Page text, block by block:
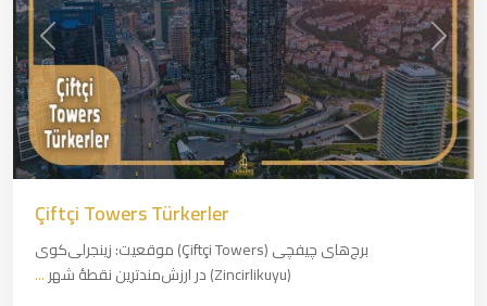
Next
Çiftçi Towers Türkerler
برج‌های چیفچی (Çiftçi Towers) موقعیت: زینجرلی‌کوی
(Zincirlikuyu) در ارزش‌مندترین نقطهٔ شهر
...